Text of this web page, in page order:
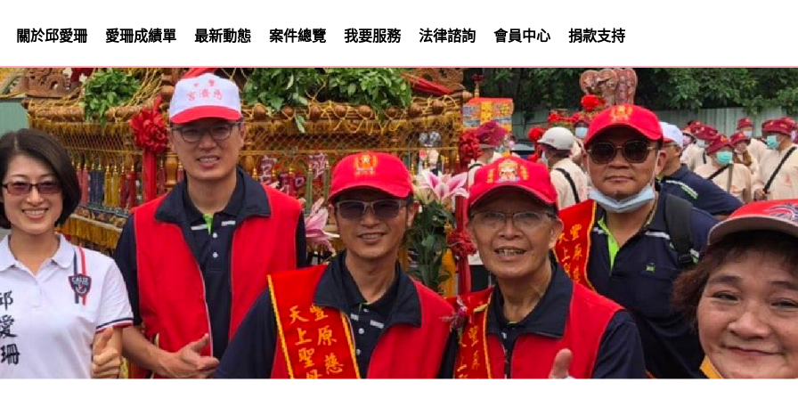
關於邱愛珊 愛珊成績單 最新動態 案件總覽 我要服務 法律諮詢 會員中心 捐款支持